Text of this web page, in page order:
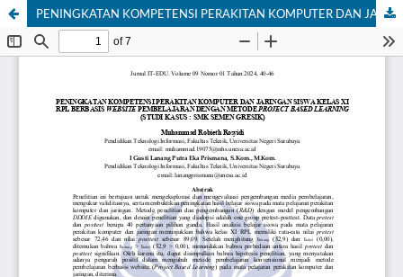
PENINGKATAN KOMPETENSI PERAKITAN KOMPUTER DAN JARINGAN SISWA KELAS XI RPL BERBASIS WEBSITE PEMBELAJARAN DENGAN METODE PROJECT BASED LEARNING (STUDI KASUS : SMK SEMEN GRESIK)